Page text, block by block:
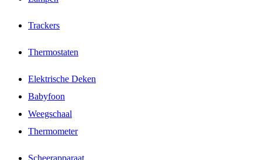
Trackers
Thermostaten
Elektrische Deken
Babyfoon
Weegschaal
Thermometer
Scheerapparaat